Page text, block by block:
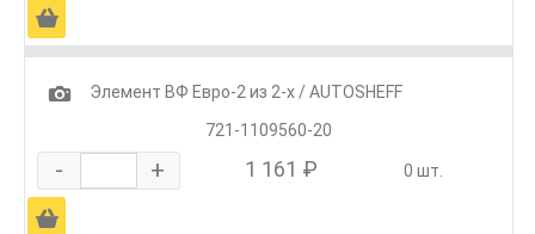
Ä
1
Элемент ВФ Евро-2 из 2-х / AUTOSHEFF
721-1109560-20
- + 1 161 ₽ 0 шт.
Ä